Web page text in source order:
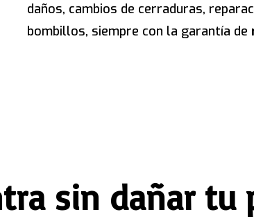
daños, cambios de cerraduras,
bombillos, siempre con la garantía de
sin dañar tu